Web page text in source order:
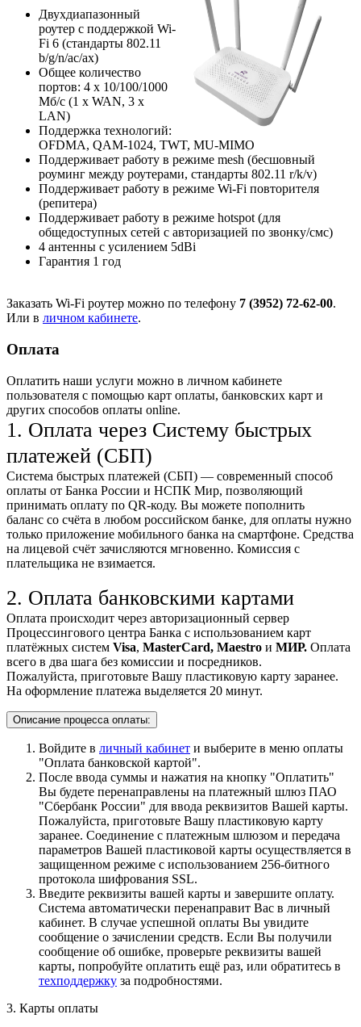
Двухдиапазонный
роутер с поддержкой Wi-
Fi 6 (стандарты 802.11
b/g/n/ac/ax)
Общее количество
портов: 4 х 10/100/1000
Мб/с (1 x WAN, 3 x
LAN)
Поддержка технологий:
OFDMA, QAM-1024, TWT, MU-MIMO
Поддерживает работу в режиме mesh (бесшовный
роуминг между роутерами, стандарты 802.11 r/k/v)
Поддерживает работу в режиме Wi-Fi повторителя
(репитера)
Поддерживает работу в режиме hotspot (для
общедоступных сетей с авторизацией по звонку/смс)
4 антенны с усилением 5dBi
Гарантия 1 год
Заказать Wi-Fi роутер можно по телефону 7 (3952) 72-62-00.
Или в личном кабинете.
Оплата
Оплатить наши услуги можно в личном кабинете
пользователя с помощью карт оплаты, банковских карт и
других способов оплаты online.
1. Оплата через Систему быстрых
платежей (СБП)
Система быстрых платежей (СБП) — современный способ
оплаты от Банка России и НСПК Мир, позволяющий
принимать оплату по QR-коду. Вы можете пополнить
баланс со счёта в любом российском банке, для оплаты нужно
только приложение мобильного банка на смартфоне. Средства
на лицевой счёт зачисляются мгновенно. Комиссия с
плательщика не взимается.
2. Оплата банковскими картами
Оплата происходит через авторизационный сервер
Процессингового центра Банка с использованием карт
платёжных систем Visa, MasterCard, Maestro и МИР. Оплата
всего в два шага без комиссии и посредников.
Пожалуйста, приготовьте Вашу пластиковую карту заранее.
На оформление платежа выделяется 20 минут.
Описание процесса оплаты:
Войдите в личный кабинет и выберите в меню оплаты
"Оплата банковской картой".
После ввода суммы и нажатия на кнопку "Оплатить"
Вы будете перенаправлены на платежный шлюз ПАО
"Сбербанк России" для ввода реквизитов Вашей карты.
Пожалуйста, приготовьте Вашу пластиковую карту
заранее. Соединение с платежным шлюзом и передача
параметров Вашей пластиковой карты осуществляется в
защищенном режиме с использованием 256-битного
протокола шифрования SSL.
Введите реквизиты вашей карты и завершите оплату.
Система автоматически перенаправит Вас в личный
кабинет. В случае успешной оплаты Вы увидите
сообщение о зачислении средств. Если Вы получили
сообщение об ошибке, проверьте реквизиты вашей
карты, попробуйте оплатить ещё раз, или обратитесь в
техподдержку за подробностями.
3. Карты оплаты